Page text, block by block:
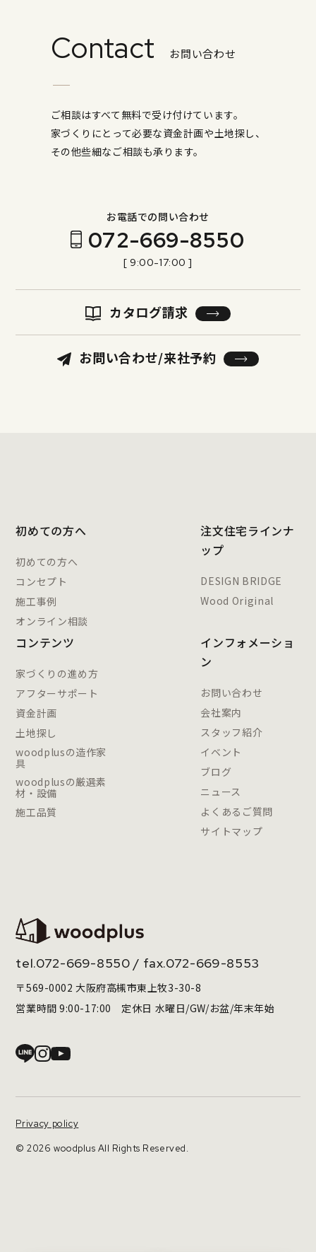
Contact お問い合わせ
ご相談はすべて無料で受け付けています。
家づくりにとって必要な資金計画や土地探し、
その他些細なご相談も承ります。
お電話での問い合わせ
072-669-8550
[ 9:00-17:00 ]
カタログ請求
お問い合わせ/来社予約
初めての方へ
初めての方へ
コンセプト
施工事例
オンライン相談
注文住宅ラインナ
ップ
DESIGN BRIDGE
Wood Original
コンテンツ
家づくりの進め方
アフターサポート
資金計画
土地探し
woodplusの造作家
具
woodplusの厳選素
材・設備
施工品質
インフォメーショ
ン
お問い合わせ
会社案内
スタッフ紹介
イベント
ブログ
ニュース
よくあるご質問
サイトマップ
tel.072-669-8550 / fax.072-669-8553
〒569-0002 大阪府高槻市東上牧3-30-8
営業時間 9:00-17:00 定休日 水曜日/GW/お盆/年末年始
Privacy policy
© 2026 woodplus All Rights Reserved.